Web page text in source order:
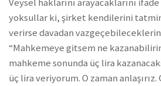
yoksullar ki, şirket kendilerini
verirse davadan
“Mahkemeye gitsem ne
mahkeme sonunda üç lira
üç lira veriyorum. O zaman